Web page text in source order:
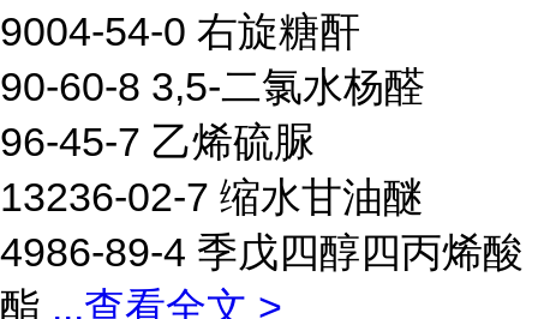
9004-54-0 右旋糖酐
90-60-8 3,5-二氯水杨醛
96-45-7 乙烯硫脲
13236-02-7 缩水甘油醚
4986-89-4 季戊四醇四丙烯酸
酯 ...查看全文 >